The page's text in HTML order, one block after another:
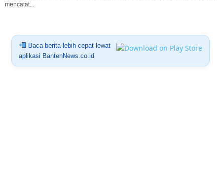
mencatat...
Baca berita lebih cepat lewat
aplikasi BantenNews.co.id